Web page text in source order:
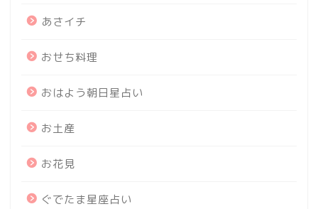
あさイチ
おせち料理
おはよう朝日星占い
お土産
お花見
ぐでたま星座占い